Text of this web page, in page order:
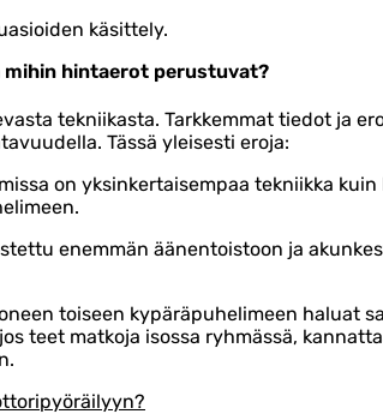
käsittely.
mihin hintaerot perustuvat?
tekniikasta. Tarkkemmat tiedot ja
Tässä yleisesti eroja:
on yksinkertaisempaa tekniikka
enemmän äänentoistoon ja
toiseen kypäräpuhelimeen haluat
teet matkoja isossa ryhmässä,